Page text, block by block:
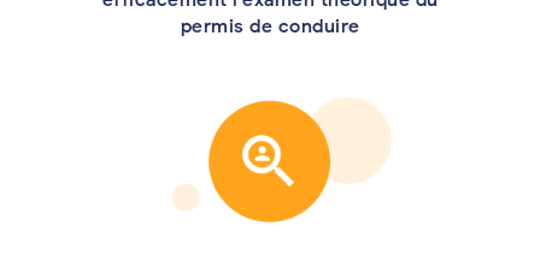
permis de conduire